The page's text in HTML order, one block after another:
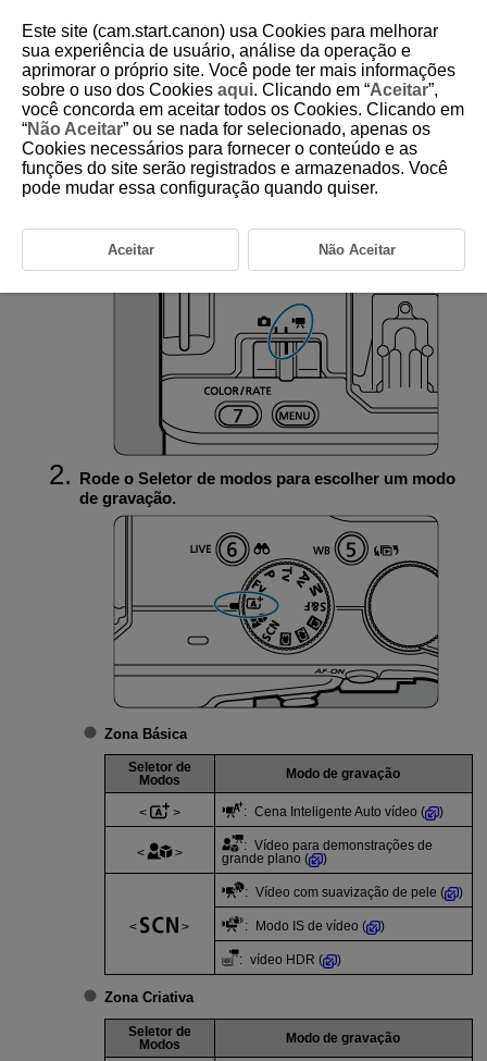
D388-029
Configurar o Modo de Disparo ou
Gravação
na posição
Rode o Seletor de modos para escolher um modo
de gravação.
Zona Básica
Seletor de
Modos
Modo de gravação
: Cena Inteligente Auto vídeo ( )
: Vídeo para demonstrações de
grande plano (
)
: Vídeo com suavização de pele ( )
: Modo IS de vídeo ( )
: vídeo HDR ( )
Zona Criativa
Seletor de
Modos
Modo de gravação
Este site (cam.start.canon) usa Cookies para melhorar
sua experiência de usuário, análise da operação e
aprimorar o próprio site. Você pode ter mais informações
sobre o uso dos Cookies aqui. Clicando em “Aceitar”,
você concorda em aceitar todos os Cookies. Clicando em
“Não Aceitar” ou se nada for selecionado, apenas os
Cookies necessários para fornecer o conteúdo e as
funções do site serão registrados e armazenados. Você
pode mudar essa configuração quando quiser.
Aceitar Não Aceitar